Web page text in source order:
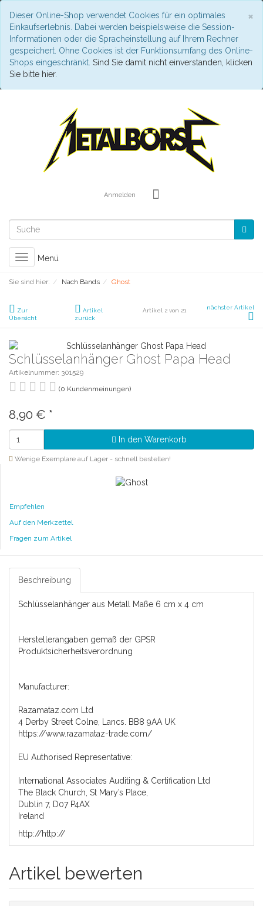
×
Dieser Online-Shop verwendet Cookies für ein optimales
Einkaufserlebnis. Dabei werden beispielsweise die Session-
Informationen oder die Spracheinstellung auf Ihrem Rechner
gespeichert. Ohne Cookies ist der Funktionsumfang des Online-
Shops eingeschränkt. Sind Sie damit nicht einverstanden, klicken
Sie bitte hier.
Anmelden
Toggle
navigation
Menü
Sie sind hier: Nach Bands Ghost
Zur
Übersicht
Artikel
zurück
Artikel 2 von 21 nächster Artikel
Schlüsselanhänger Ghost Papa Head
Artikelnummer: 301529
(0 Kundenmeinungen)
8,90 € *
In den Warenkorb
Wenige Exemplare auf Lager - schnell bestellen!
Empfehlen
Auf den Merkzettel
Fragen zum Artikel
Beschreibung
Schlüsselanhänger aus Metall Maße 6 cm x 4 cm
Herstellerangaben gemaß der GPSR
Produktsicherheitsverordnung
Manufacturer:
Razamataz.com Ltd
4 Derby Street Colne, Lancs. BB8 9AA UK
https://www.razamataz-trade.com/
EU Authorised Representative:
International Associates Auditing & Certification Ltd
The Black Church, St Mary’s Place,
Dublin 7, D07 P4AX
Ireland
http://http://
Artikel bewerten